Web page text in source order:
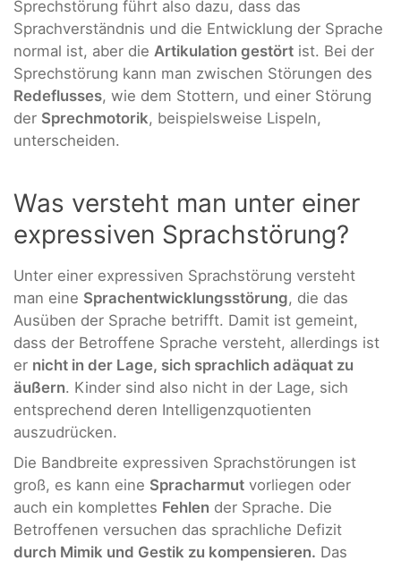
Sprechstörung führt also dazu, dass das
Sprachverständnis und die Entwicklung der Sprache
normal ist, aber die Artikulation gestört ist. Bei der
Sprechstörung kann man zwischen Störungen des
Redeflusses, wie dem Stottern, und einer Störung
der Sprechmotorik, beispielsweise Lispeln,
unterscheiden.
Was versteht man unter einer
expressiven Sprachstörung?
Unter einer expressiven Sprachstörung versteht
man eine Sprachentwicklungsstörung, die das
Ausüben der Sprache betrifft. Damit ist gemeint,
dass der Betroffene Sprache versteht, allerdings ist
er nicht in der Lage, sich sprachlich adäquat zu
äußern. Kinder sind also nicht in der Lage, sich
entsprechend deren Intelligenzquotienten
auszudrücken.
Die Bandbreite expressiven Sprachstörungen ist
groß, es kann eine Spracharmut vorliegen oder
auch ein komplettes Fehlen der Sprache. Die
Betroffenen versuchen das sprachliche Defizit
durch Mimik und Gestik zu kompensieren. Das